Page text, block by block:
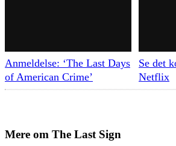
Anmeldelse: ‘The Last Days
of American Crime’
Se det
Netflix
Mere om The Last Sign